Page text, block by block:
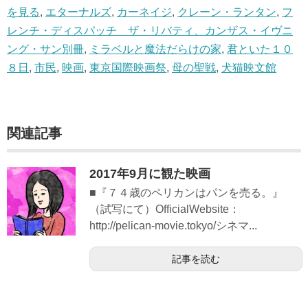
を見る, エターナルズ, カーネイジ, クレーン・ランタン, フ
レンチ・ディスパッチ ザ・リバティ、カンザス・イヴニ
ング・サン別冊, ミラベルと魔法だらけの家, 君といた１０
８日 , 市民, 映画, 東京国際映画祭, 母の聖戦, 犬猫映文館
関連記事
2017年9月に観た映画
■『７４歳のペリカンはパンを売る。』
（試写にて）OfficialWebsite：
http://pelican-movie.tokyo/シネマ...
記事を読む